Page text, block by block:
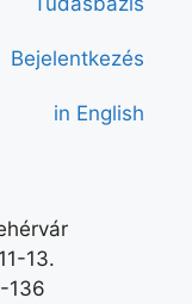
Bejelentkezés
in English
13.
136